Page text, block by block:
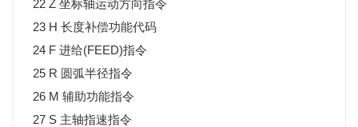
22 Z 坐标轴运动方向指令
23 H 长度补偿功能代码
24 F 进给(FEED)指令
25 R 圆弧半径指令
26 M 辅助功能指令
27 S 主轴指速指令